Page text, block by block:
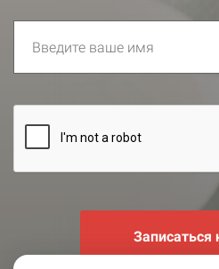
Записаться